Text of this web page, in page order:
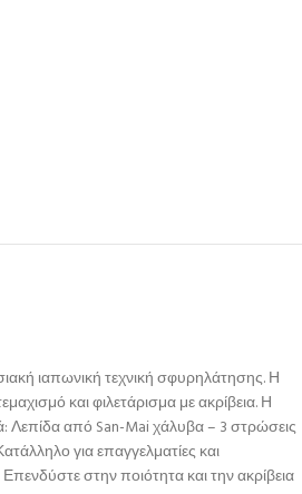
ιαπωνική τεχνική σφυρηλάτησης. Η
και φιλετάρισμα με ακρίβεια. Η
Λεπίδα από San-Mai χάλυβα – 3 στρώσεις
για επαγγελματίες και
στην ποιότητα και την ακρίβεια